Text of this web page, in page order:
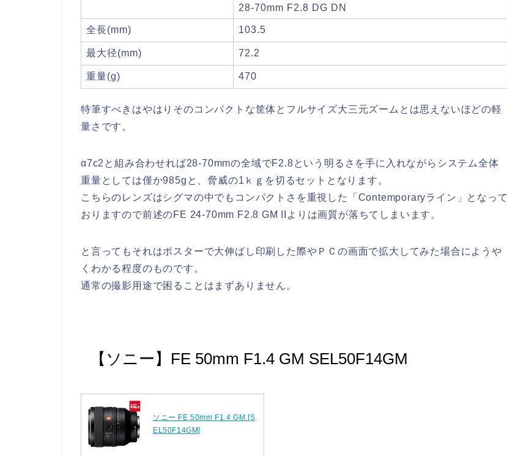
28-70mm F2.8 DG DN
全長(mm) 103.5
最大径(mm) 72.2
重量(g) 470
特筆すべきはやはりそのコンパクトな筐体とフルサイズ大三元ズームとは思えないほどの軽
量さです。
α7c2と組み合わせれば28-70mmの全域でF2.8という明るさを手に入れながらシステム全体
重量としては僅か985gと、脅威の1ｋｇを切るセットとなります。
こちらのレンズはシグマの中でもコンパクトさを重視した「Contemporaryライン」となって
おりますので前述のFE 24-70mm F2.8 GM IIよりは画質が落ちてしまいます。
と言ってもそれはポスターで大伸ばし印刷した際やＰＣの画面で拡大してみた場合にようや
くわかる程度のものです。
通常の撮影用途で困ることはまずありません。
【ソニー】FE 50mm F1.4 GM SEL50F14GM
ソニー FE 50mm F1.4 GM [S
EL50F14GM]